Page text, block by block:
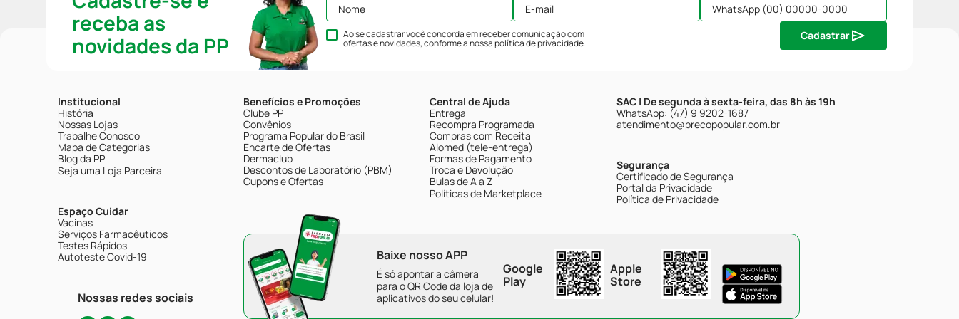
receba as
novidades da PP
Ao se cadastrar você concorda em receber comunicação com
ofertas e novidades, conforme a nossapolítica de privacidade.
Cadastrar
Institucional
História
Nossas Lojas
Trabalhe Conosco
Mapa de Categorias
Blog da PP
Seja uma Loja Parceira
Espaço Cuidar
Vacinas
Serviços Farmacêuticos
Testes Rápidos
Autoteste Covid-19
Nossas redes sociais
Benefícios e Promoções
Clube PP
Convênios
Programa Popular do Brasil
Encarte de Ofertas
Dermaclub
Descontos de Laboratório (PBM)
Cupons e Ofertas
Central de Ajuda
Entrega
Recompra Programada
Compras com Receita
Alomed (tele-entrega)
Formas de Pagamento
Troca e Devolução
Bulas de A a Z
Políticas de Marketplace
SAC | De segunda à sexta-feira, das 8h às 19h
WhatsApp: (47) 9 9202-1687
atendimento@precopopular.com.br
Segurança
Certificado de Segurança
Portal da Privacidade
Política de Privacidade
Baixe nosso APP
É só apontar a câmera
para o QR Code da loja de
aplicativos do seu celular!
Google
Play
Apple
Store